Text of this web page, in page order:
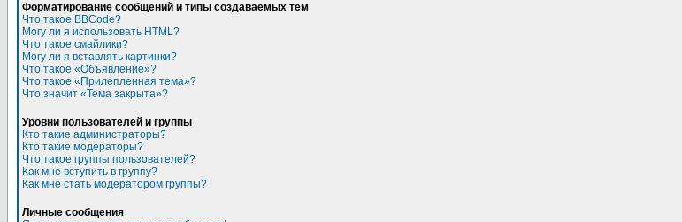
Форматирование сообщений и типы создаваемых тем
Что такое BBCode?
Могу ли я использовать HTML?
Что такое смайлики?
Могу ли я вставлять картинки?
Что такое «Объявление»?
Что такое «Прилепленная тема»?
Что значит «Тема закрыта»?
Уровни пользователей и группы
Кто такие администраторы?
Кто такие модераторы?
Что такое группы пользователей?
Как мне вступить в группу?
Как мне стать модератором группы?
Личные сообщения